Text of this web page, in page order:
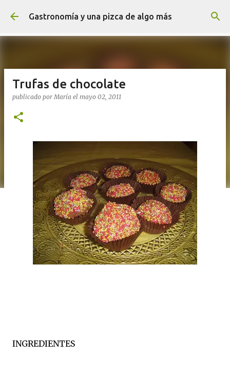
Ir al contenido principal
Gastronomía y una pizca de algo más
Trufas de chocolate
publicado porMaría el mayo 02, 2011
INGREDIENTES